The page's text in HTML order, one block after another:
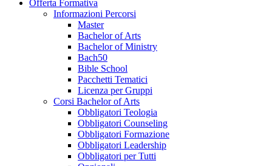
Offerta Formativa
Informazioni Percorsi
Master
Bachelor of Arts
Bachelor of Ministry
Bach50
Bible School
Pacchetti Tematici
Licenza per Gruppi
Corsi Bachelor of Arts
Obbligatori Teologia
Obbligatori Counseling
Obbligatori Formazione
Obbligatori Leadership
Obbligatori per Tutti